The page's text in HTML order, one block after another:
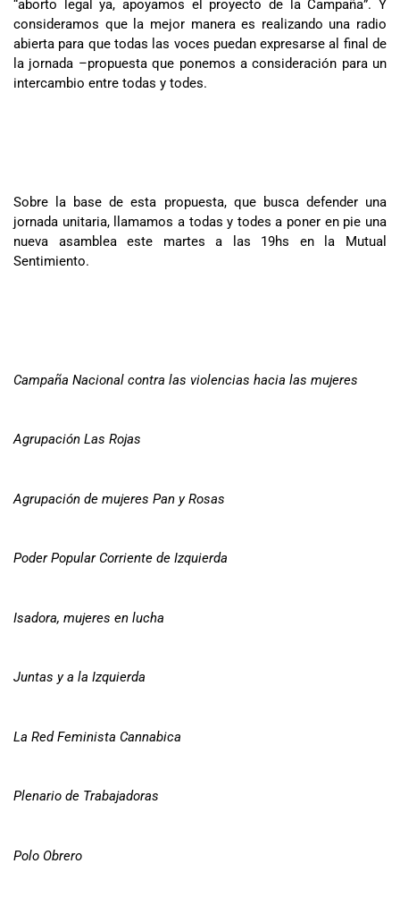
“aborto legal ya, apoyamos el proyecto de la Campaña”. Y
consideramos que la mejor manera es realizando una radio
abierta para que todas las voces puedan expresarse al final de
la jornada –propuesta que ponemos a consideración para un
intercambio entre todas y todes.
Sobre la base de esta propuesta, que busca defender una
jornada unitaria, llamamos a todas y todes a poner en pie una
nueva asamblea este martes a las 19hs en la Mutual
Sentimiento.
Campaña Nacional contra las violencias hacia las mujeres
Agrupación Las Rojas
Agrupación de mujeres Pan y Rosas
Poder Popular Corriente de Izquierda
Isadora, mujeres en lucha
Juntas y a la Izquierda
La Red Feminista Cannabica
Plenario de Trabajadoras
Polo Obrero